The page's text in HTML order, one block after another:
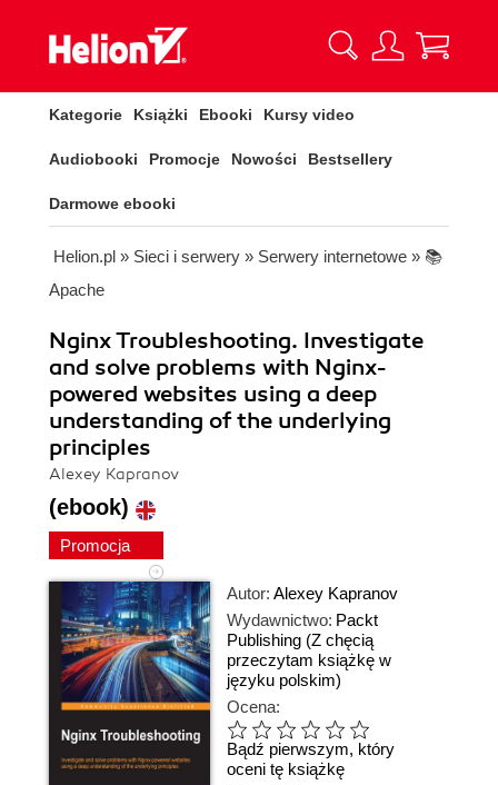
Kategorie Książki Ebooki Kursy video
Audiobooki Promocje Nowości Bestsellery
Darmowe ebooki
Helion.pl » Sieci i serwery » Serwery internetowe » 📚
Apache
Nginx Troubleshooting. Investigate
and solve problems with Nginx-
powered websites using a deep
understanding of the underlying
principles
Alexey Kapranov
(ebook)
Promocja
Autor: Alexey Kapranov
Wydawnictwo: Packt
Publishing (Z chęcią
przeczytam książkę w
języku polskim)
Ocena:
Bądź pierwszym, który
oceni tę książkę